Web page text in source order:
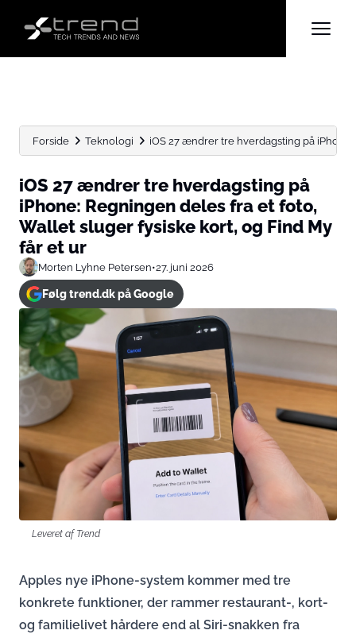
Forside Teknologi iOS 27 ændrer tre hverdagsting på iPhone:
iOS 27 ændrer tre hverdagsting på
iPhone: Regningen deles fra et foto,
Wallet sluger fysiske kort, og Find My
får et ur
Morten Lyhne Petersen•27. juni 2026
Følg trend.dk på Google
Leveret af Trend
Apples nye iPhone-system kommer med tre
konkrete funktioner, der rammer restaurant-, kort-
og familielivet hårdere end al Siri-snakken fra